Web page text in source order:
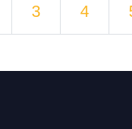
3 4